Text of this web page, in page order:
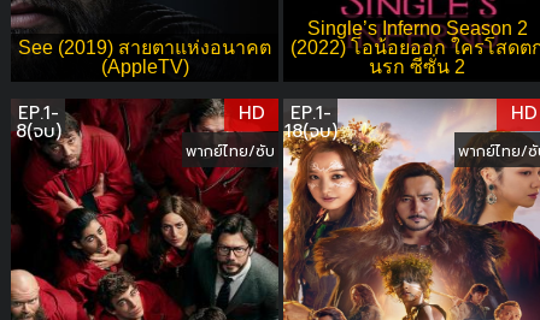
See (2019) สายตาแห่งอนาคต
(AppleTV)
Single’s Inferno Season 2
(2022) โอน้อยออก ใครโสดต
นรก ซีซั่น 2
EP.1-
8(จบ)
HD
พากย์ไทย/ซับ
EP.1-
18(จบ)
HD
พากย์ไทย/